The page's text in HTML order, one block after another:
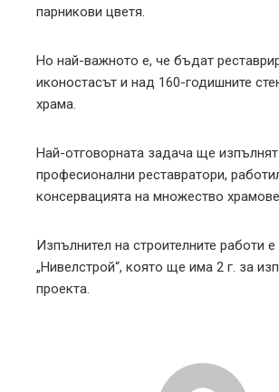
парникови цветя.
Но най-важното е, че бъдат
иконостасът и над 160-годишните
храма.
Най-отговорната задача ще изпълнят
професионални реставратори,
консервацията на множество храмове.
Изпълнител на строителните работи
„Нивелстрой“, която ще има 2 г. за
проекта.